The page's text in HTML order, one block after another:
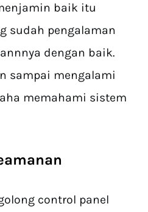
baik itu
sudah pengalaman
dengan baik.
sampai mengalami
memahami sistem
control panel